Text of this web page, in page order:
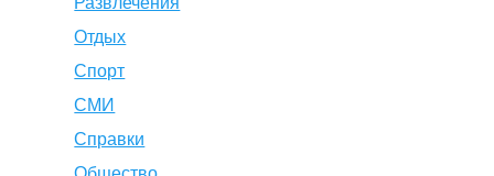
Отдых
Спорт
СМИ
Справки